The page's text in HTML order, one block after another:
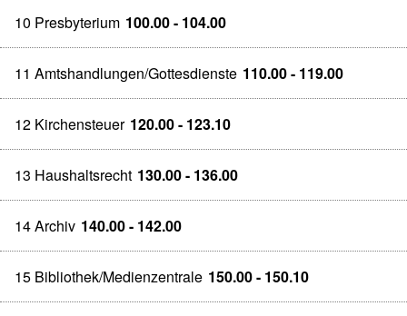
10 Presbyterium 100.00 - 104.00
11 Amtshandlungen/Gottesdienste 110.00 - 119.00
12 Kirchensteuer 120.00 - 123.10
13 Haushaltsrecht 130.00 - 136.00
14 Archiv 140.00 - 142.00
15 Bibliothek/Medienzentrale 150.00 - 150.10